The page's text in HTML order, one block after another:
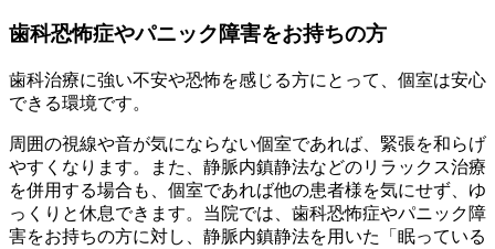
歯科恐怖症やパニック障害をお持ちの方
歯科治療に強い不安や恐怖を感じる方にとって、個室は安心
できる環境です。
周囲の視線や音が気にならない個室であれば、緊張を和らげ
やすくなります。また、静脈内鎮静法などのリラックス治療
を併用する場合も、個室であれば他の患者様を気にせず、ゆ
っくりと休息できます。当院では、歯科恐怖症やパニック障
害をお持ちの方に対し、静脈内鎮静法を用いた「眠っている